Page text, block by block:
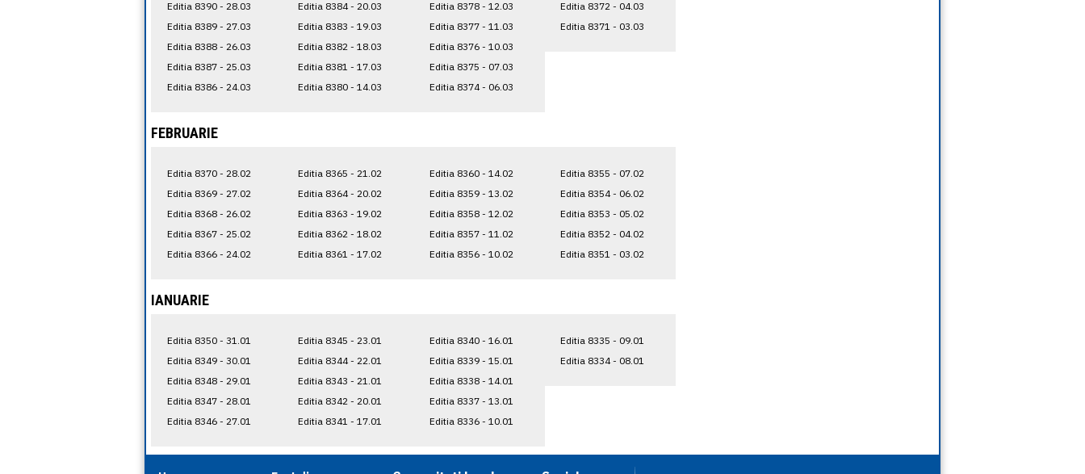
Editia 8390 - 28.03
Editia 8389 - 27.03
Editia 8388 - 26.03
Editia 8387 - 25.03
Editia 8386 - 24.03
Editia 8384 - 20.03
Editia 8383 - 19.03
Editia 8382 - 18.03
Editia 8381 - 17.03
Editia 8380 - 14.03
Editia 8378 - 12.03
Editia 8377 - 11.03
Editia 8376 - 10.03
Editia 8375 - 07.03
Editia 8374 - 06.03
Editia 8372 - 04.03
Editia 8371 - 03.03
FEBRUARIE
Editia 8370 - 28.02
Editia 8369 - 27.02
Editia 8368 - 26.02
Editia 8367 - 25.02
Editia 8366 - 24.02
Editia 8365 - 21.02
Editia 8364 - 20.02
Editia 8363 - 19.02
Editia 8362 - 18.02
Editia 8361 - 17.02
Editia 8360 - 14.02
Editia 8359 - 13.02
Editia 8358 - 12.02
Editia 8357 - 11.02
Editia 8356 - 10.02
Editia 8355 - 07.02
Editia 8354 - 06.02
Editia 8353 - 05.02
Editia 8352 - 04.02
Editia 8351 - 03.02
IANUARIE
Editia 8350 - 31.01
Editia 8349 - 30.01
Editia 8348 - 29.01
Editia 8347 - 28.01
Editia 8346 - 27.01
Editia 8345 - 23.01
Editia 8344 - 22.01
Editia 8343 - 21.01
Editia 8342 - 20.01
Editia 8341 - 17.01
Editia 8340 - 16.01
Editia 8339 - 15.01
Editia 8338 - 14.01
Editia 8337 - 13.01
Editia 8336 - 10.01
Editia 8335 - 09.01
Editia 8334 - 08.01